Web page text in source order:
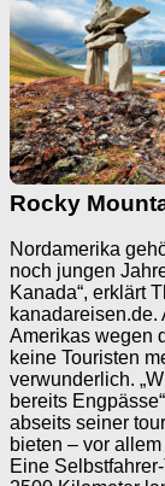
Rocky
Nordamerika
noch jungen
Kanada“, erklärt
kanadareisen.de.
Amerikas wegen
keine Touristen
verwunderlich.
bereits
abseits seiner
bieten – vor
Eine